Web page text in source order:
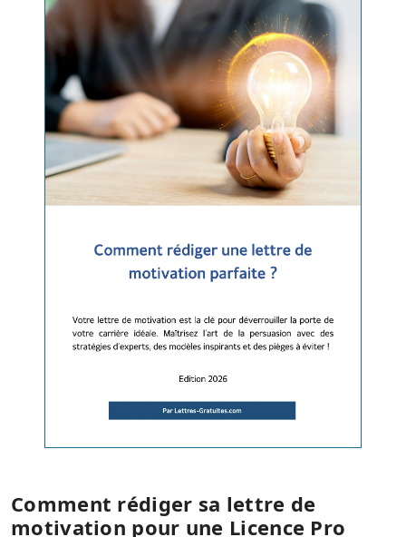
Comment rédiger sa lettre de
motivation pour une Licence Pro